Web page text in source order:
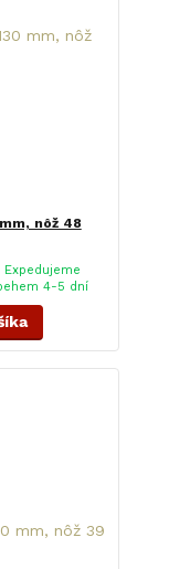
nôž 48
Expedujeme
4-5 dní